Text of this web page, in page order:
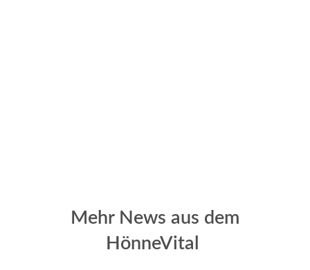
Mehr News aus dem
HönneVital